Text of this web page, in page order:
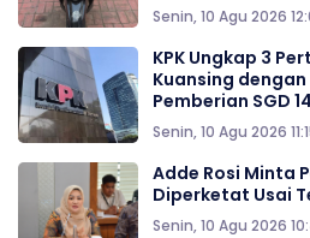
Senin, 10 Agu 2026
KPK Ungkap 3
Kuansing
Pemberian SGD
Senin, 10 Agu 2026
Adde Rosi Minta
Diperketat Usai
Senin, 10 Agu 2026